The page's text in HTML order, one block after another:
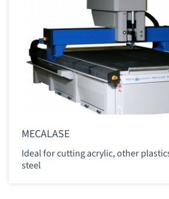
MECALASE
Ideal for cutting acrylic, other
steel